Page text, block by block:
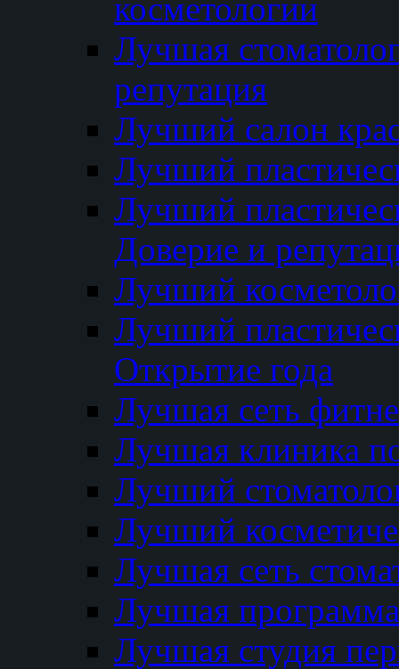
косметологии
Лучшая
репутация
Лучший салон
Лучший
Лучший
Доверие и
Лучший
Лучший
Открытие года
Лучшая сеть
Лучшая клиника
Лучший
Лучший
Лучшая сеть
Лучшая программа
Лучшая студия